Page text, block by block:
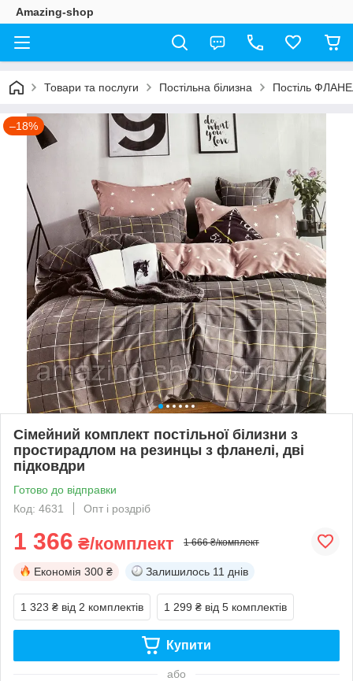
Amazing-shop
Товари та послуги Постільна білизна Постіль
–18%
Сімейний комплект постільної білизни з
простирадлом на резинцы з фланелі, дві
підковдри
Готово до відправки
Код: 4631
Опт і роздріб
1 366 ₴/комплект 1 666 ₴/комплект
Економія 300 ₴ Залишилось 11 днів
1 323 ₴ від 2 комплектів 1 299 ₴ від 5 комплектів
Купити
або